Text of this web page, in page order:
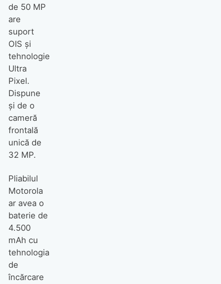
de 50 MP
are
suport
OIS și
tehnologie
Ultra
Pixel.
Dispune
și de o
cameră
frontală
unică de
32 MP.
Pliabilul
Motorola
ar avea o
baterie de
4.500
mAh cu
tehnologia
de
încărcare